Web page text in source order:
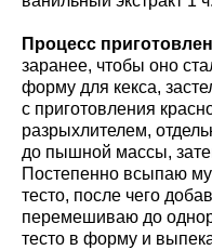
Процесс
заранее, чтобы оно
форму для кекса,
с приготовления
разрыхлителем,
до пышной массы,
Постепенно всыпаю
тесто, после чего
перемешиваю до
тесто в форму и